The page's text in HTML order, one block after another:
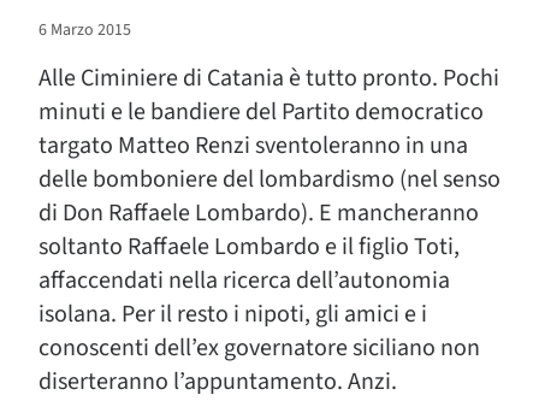
6 Marzo 2015
Alle Ciminiere di Catania è tutto pronto. Pochi
minuti e le bandiere del Partito democratico
targato Matteo Renzi sventoleranno in una
delle bomboniere del lombardismo (nel senso
di Don Raffaele Lombardo). E mancheranno
soltanto Raffaele Lombardo e il figlio Toti,
affaccendati nella ricerca dell’autonomia
isolana. Per il resto i nipoti, gli amici e i
conoscenti dell’ex governatore siciliano non
diserteranno l’appuntamento. Anzi.